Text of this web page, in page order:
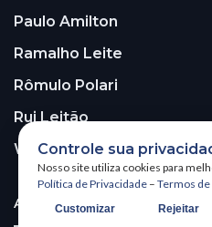
Paulo Amilton
Ramalho Leite
Rômulo Polari
Rui Leitão
Walter Santos
ASSINE A NOSSA
Controle sua
Nosso site utiliza cookies para
Política de Privacidade – Termos de
Customizar Rejeitar